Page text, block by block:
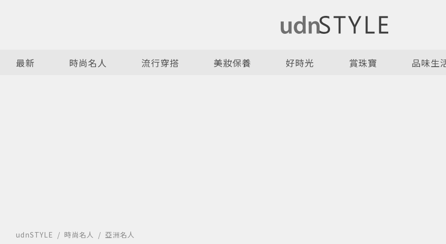
最新 時尚名人 流行穿搭 美妝保養 好時光 賞珠寶 品味生
udnSTYLE 時尚名人 亞洲名人